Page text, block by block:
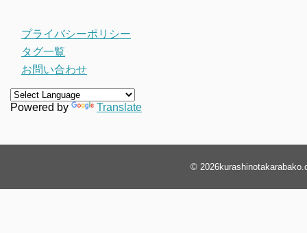
プライバシーポリシー
タグ一覧
お問い合わせ
Powered by Translate
© 2026